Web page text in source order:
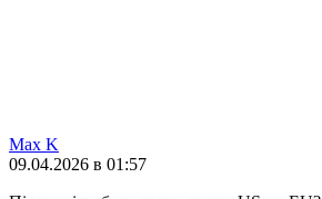
Max K
09.04.2026 в 01:57